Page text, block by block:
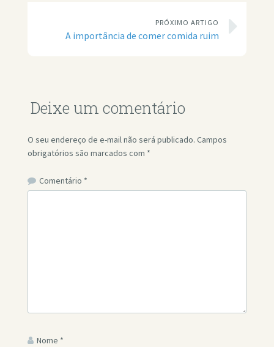
PRÓXIMO ARTIGO
A importância de comer comida ruim
Deixe um comentário
O seu endereço de e-mail não será publicado. Campos
obrigatórios são marcados com *
Comentário *
Nome *